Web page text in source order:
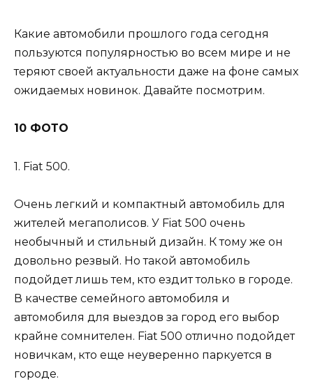
Какие автомобили прошлого года сегодня
пользуются популярностью во всем мире и не
теряют своей актуальности даже на фоне самых
ожидаемых новинок. Давайте посмотрим.
10 ФОТО
1. Fiat 500.
Очень легкий и компактный автомобиль для
жителей мегаполисов. У Fiat 500 очень
необычный и стильный дизайн. К тому же он
довольно резвый. Но такой автомобиль
подойдет лишь тем, кто ездит только в городе.
В качестве семейного автомобиля и
автомобиля для выездов за город его выбор
крайне сомнителен. Fiat 500 отлично подойдет
новичкам, кто еще неуверенно паркуется в
городе.